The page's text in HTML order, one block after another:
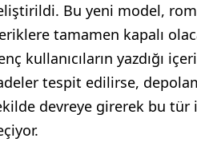
Bu yeni model,
tamamen kapalı
kullanıcıların yazdığı
tespit edilirse,
devreye girerek bu tür